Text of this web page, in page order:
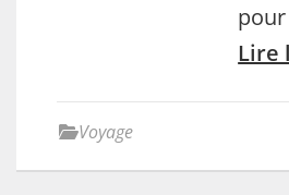
Lire
Voyage